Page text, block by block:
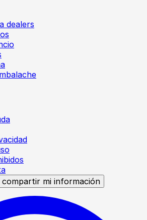
dealers
compartir mi información